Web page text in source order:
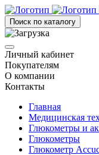
Поиск по каталогу
Личный кабинет
Покупателям
О компании
Контакты
Главная
Медицинская
Глюкометры и
Глюкометры
Глюкометр